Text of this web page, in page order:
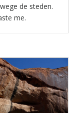
de steden.
me.